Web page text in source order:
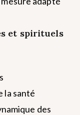
et spirituels
la santé
des